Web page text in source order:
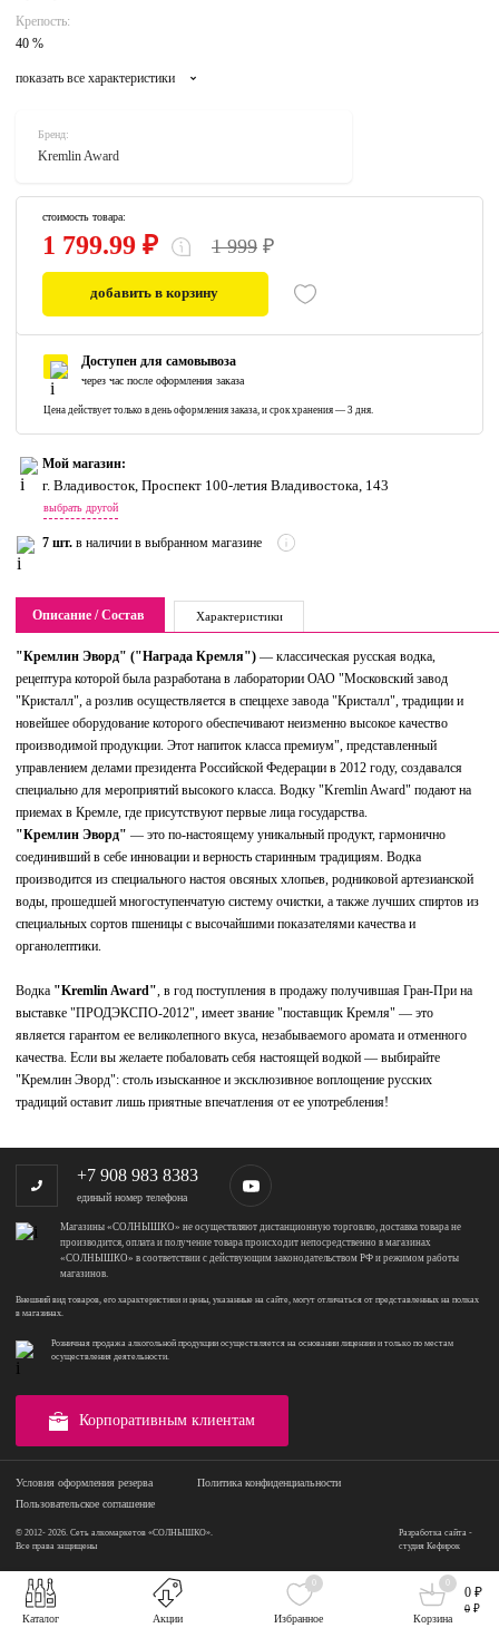
Крепость:
40 %
показать все характеристики
Бренд:
Kremlin Award
стоимость товара:
1 799.99 ₽ 1 999 ₽
добавить в корзину
0
Доступен для самовывоза
через час после оформления заказа
Цена действует только в день оформления заказа, и срок хранения — 3 дня.
Мой магазин:
г. Владивосток, Проспект 100-летия Владивостока, 143
выбрать другой
7 шт. в наличии в выбранном магазине
Описание / Состав Характеристики
"Кремлин Эворд" ("Награда Кремля") — классическая русская водка,
рецептура которой была разработана в лаборатории ОАО "Московский завод
"Кристалл", а розлив осуществляется в спеццехе завода "Кристалл", традиции и
новейшее оборудование которого обеспечивают неизменно высокое качество
производимой продукции. Этот напиток класса премиум", представленный
управлением делами президента Российской Федерации в 2012 году, создавался
специально для мероприятий высокого класса. Водку "Kremlin Award" подают на
приемах в Кремле, где присутствуют первые лица государства.
"Кремлин Эворд" — это по-настоящему уникальный продукт, гармонично
соединивший в себе инновации и верность старинным традициям. Водка
производится из специального настоя овсяных хлопьев, родниковой артезианской
воды, прошедшей многоступенчатую систему очистки, а также лучших спиртов из
специальных сортов пшеницы с высочайшими показателями качества и
органолептики.
Водка "Kremlin Award", в год поступления в продажу получившая Гран-При на
выставке "ПРОДЭКСПО-2012", имеет звание "поставщик Кремля" — это
является гарантом ее великолепного вкуса, незабываемого аромата и отменного
качества. Если вы желаете побаловать себя настоящей водкой — выбирайте
"Кремлин Эворд": столь изысканное и эксклюзивное воплощение русских
традиций оставит лишь приятные впечатления от ее употребления!
Каталог Акции
0
Избранное
0
Корзина
0 ₽
0 ₽
+7 908 983 8383
единый номер телефона
Магазины «СОЛНЫШКО» не осуществляют дистанционную торговлю, доставка товара не
производится, оплата и получение товара происходит непосредственно в магазинах
«СОЛНЫШКО» в соответствии с действующим законодательством РФ и режимом работы
магазинов.
Внешний вид товаров, его характеристики и цены, указанные на сайте, могут отличаться от представленных на полках
в магазинах.
Розничная продажа алкогольной продукции осуществляется на основании лицензии и только по местам
осуществления деятельности.
Корпоративным клиентам
© 2012- 2026. Сеть алкомаркетов «СОЛНЫШКО».
Все права защищены
Условия оформления резерва
Политика конфиденциальности
Пользовательское соглашение
Разработка сайта -
студия Кефирок